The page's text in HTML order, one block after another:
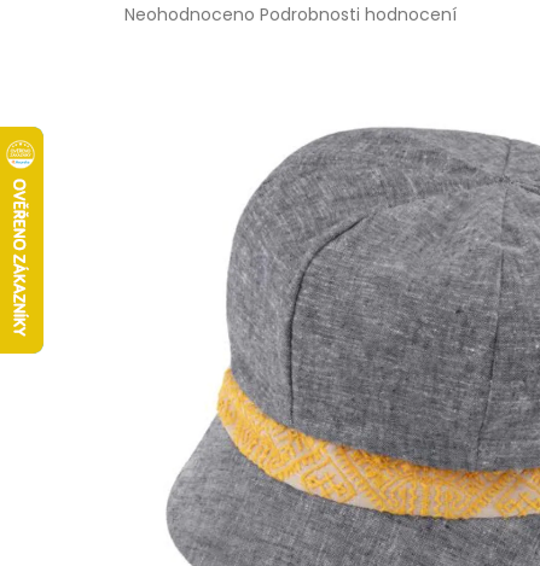
Průměrné
Neohodnoceno Podrobnosti hodnocení